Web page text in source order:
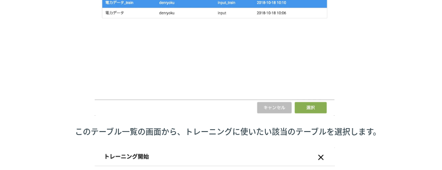
このテーブル一覧の画面から、トレーニングに使いたい該当のテーブルを選択します。